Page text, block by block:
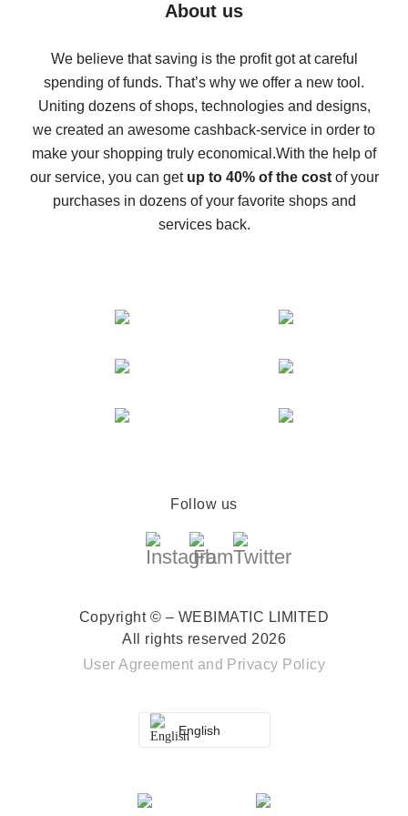
Five ways to get the most cash back on AliExpress
back
10% cash back on AliExpress - the impossible is
possible
The best cash back on AliExpress - how to find it
The best cash back service for AliExpress - let's
compare offers
About us
We believe that saving is the profit got at careful
spending of funds. That’s why we offer a new tool.
Uniting dozens of shops, technologies and designs,
we created an awesome cashback-service in order to
make your shopping truly economical.With the help of
our service, you can get up to 40% of the costof your
purchases in dozens of your favorite shops and
services back.
Follow us
Copyright © – WEBIMATIC LIMITED
All rights reserved 2026
User Agreement and Privacy Policy
English